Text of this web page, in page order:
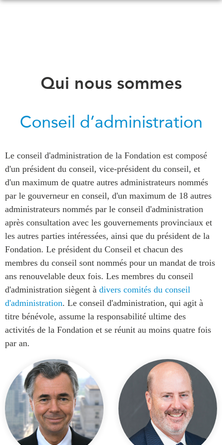
CANADA-EN-ASIE
NOUS
Ce que nous faisons
Qui nous sommes
Joignez-vous à nous
Transparence
Rapports Annuels
RECHERCHE
Toutes les publications
Asie du Sud-Est
Asie du Nord
Asie du Sud
Commerce avec l’Asie
Bourses
Auteurs
PROGRAMMES
Initiative indo-pacifique
Dialogues et tables rondes
Tous les événements
Asie
Dans l'actualité
Balados
Vidéos
Communiqués
Nos Experts
Podcast Archive
PUBLICATIONS
Observatoire Asie
Perspectives
synthèse
Réflexions stratégiques
Explications
Études de cas
Sondages
Séries spéciales
Qui nous sommes
Conseil d’administration
Le conseil d'administration de la Fondation est composé
d'un président du conseil, vice-président du conseil, et
d'un maximum de quatre autres administrateurs nommés
par le gouverneur en conseil, d'un maximum de 18 autres
administrateurs nommés par le conseil d'administration
après consultation avec les gouvernements provinciaux et
les autres parties intéressées, ainsi que du président de la
Fondation. Le président du Conseil et chacun des
membres du conseil sont nommés pour un mandat de trois
ans renouvelable deux fois. Les membres du conseil
d'administration siègent à divers comités du conseil
d'administration. Le conseil d'administration, qui agit à
titre bénévole, assume la responsabilité ultime des
activités de la Fondation et se réunit au moins quatre fois
par an.